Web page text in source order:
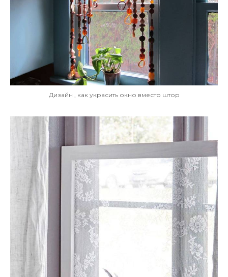
Дизайн , как украсить окно вместо штор